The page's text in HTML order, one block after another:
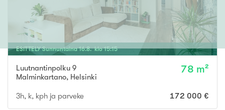
ESITTELY Sunnuntaina 16.8. klo15:15
Luutnantinpolku 9
Malminkartano, Helsinki
78 m²
3h, k, kph ja parveke 172 000 €